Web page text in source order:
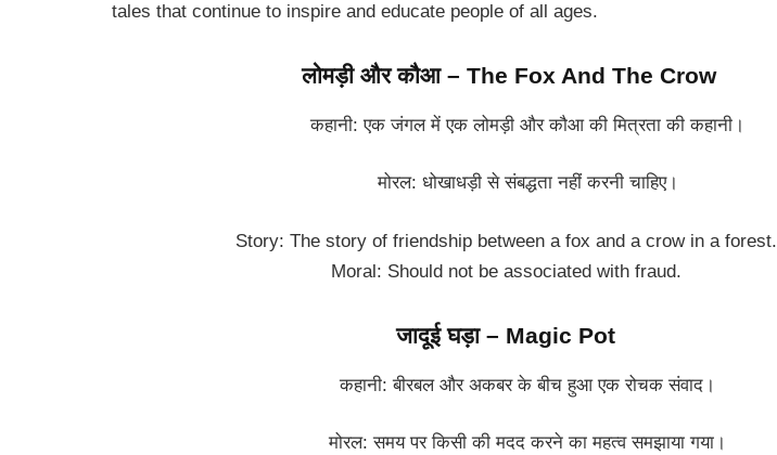
tales that continue to inspire and educate people of all ages.
लोमड़ी और कौआ – The Fox And The Crow
कहानी: एक जंगल में एक लोमड़ी और कौआ की मित्रता की कहानी।
मोरल: धोखाधड़ी से संबद्धता नहीं करनी चाहिए।
Story: The story of friendship between a fox and a crow in a forest.
Moral: Should not be associated with fraud.
जादूई घड़ा – Magic Pot
कहानी: बीरबल और अकबर के बीच हुआ एक रोचक संवाद।
मोरल: समय पर किसी की मदद करने का महत्व समझाया गया।